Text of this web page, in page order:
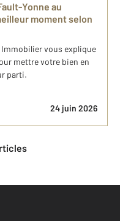
Yonne au
moment selon
Immobilier vous explique
mettre votre bien en
parti.
24 juin 2026